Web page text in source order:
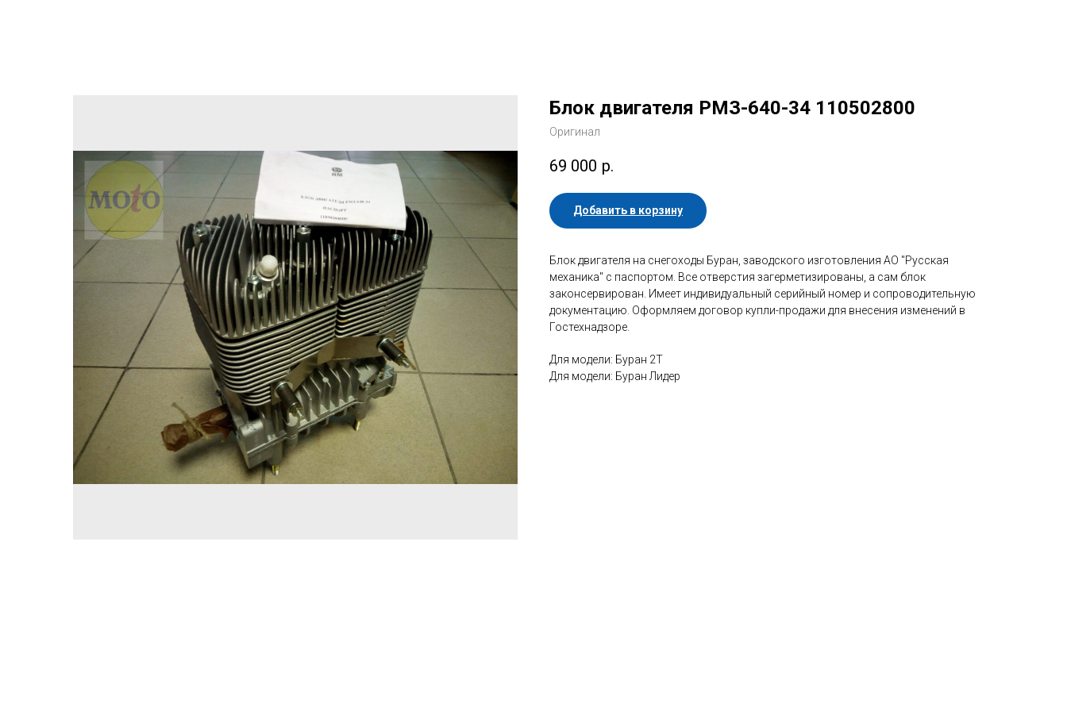
Блок двигателя РМЗ-640-34 110502800
Оригинал
69 000 р.
Добавить в корзину
Блок двигателя на снегоходы Буран, заводского изготовления АО "Русская
механика" с паспортом. Все отверстия загерметизированы, а сам блок
законсервирован. Имеет индивидуальный серийный номер и сопроводительную
документацию. Оформляем договор купли-продажи для внесения изменений в
Гостехнадзоре.
Для модели: Буран 2Т
Для модели: Буран Лидер